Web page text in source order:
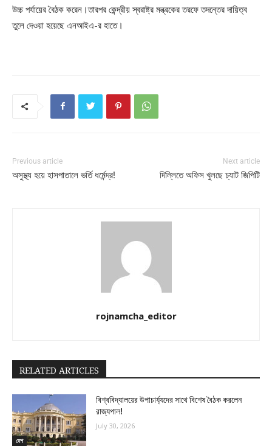
উচ্চ পর্যায়ের বৈঠক করেন।তারপর কেন্দ্রীয় স্বরাষ্ট্র মন্ত্রকের তরফে তদন্তের দায়িত্ব
তুলে দেওয়া হয়েছে এনআইএ-র হাতে।
Previous article
অসুস্থ্য হয়ে হাসপাতালে ভর্তি ধর্মেন্দ্র!
Next article
দিল্লিতে অফিস খুলছে চ্যাট জিপিটি
rojnamcha_editor
RELATED ARTICLES
দেশ
বিশ্ববিদ্যালয়ের উপাচার্য্যদের সাথে বিশেষ বৈঠক করলেন
রাজ্যপাল!
July 30, 2026